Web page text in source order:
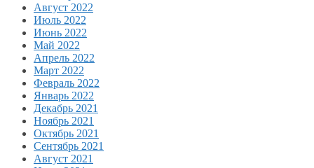
Август 2022
Июль 2022
Июнь 2022
Май 2022
Апрель 2022
Март 2022
Февраль 2022
Январь 2022
Декабрь 2021
Ноябрь 2021
Октябрь 2021
Сентябрь 2021
Август 2021